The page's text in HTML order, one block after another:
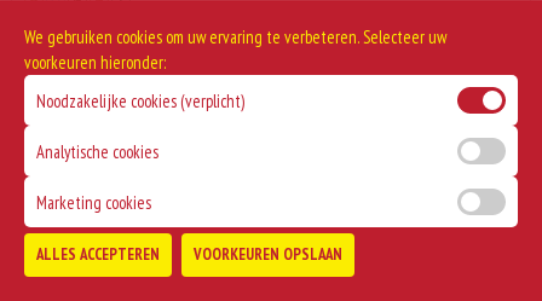
BERENKLAUW MET SATE
PIKANTO € 2.95
€ 0,00
We gebruiken cookies om uw ervaring te verbeteren. Selecteer uw
voorkeuren hieronder:
Noodzakelijke cookies (verplicht)
Analytische cookies
Marketing cookies
ALLES ACCEPTEREN VOORKEUREN OPSLAAN